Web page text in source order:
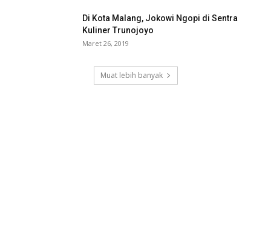
Di Kota Malang, Jokowi Ngopi di Sentra
Kuliner Trunojoyo
Maret 26, 2019
Muat lebih banyak